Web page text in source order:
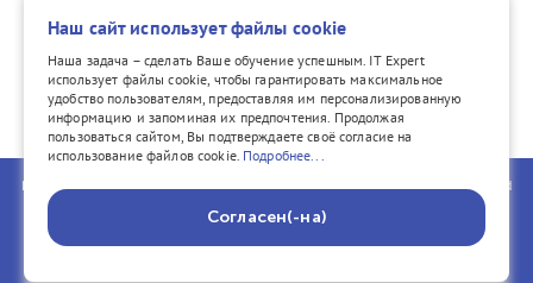
vk.com/itexpertvk/
PeopleCert, ITIL®, PRINCE2®, PRINCE2 Agile®, and the Swirl logo are registered
trademarks of PeopleCert International Ltd. All rights reserved. COBIT® is a
registered trademark of ISACA® registered in the United States and other
countries. All rights reserved.
© 2002–2026 IT Expert
Наш сайт использует файлы cookie
Наша задача – сделать Ваше обучение успешным. IT Expert
использует файлы cookie, чтобы гарантировать максимальное
удобство пользователям, предоставляя им персонализированную
информацию и запоминая их предпочтения. Продолжая
пользоваться сайтом, Вы подтверждаете своё согласие на
использование файлов cookie. Подробнее...
Согласен(-на)